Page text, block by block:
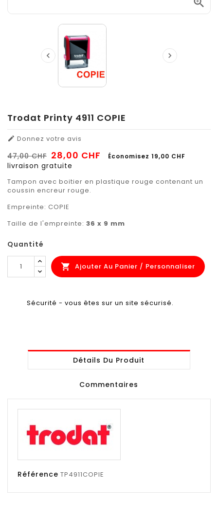
 
Trodat Printy 4911 COPIE
 Donnez votre avis
47,00 CHF 28,00 CHF Économisez 19,00 CHF
livraison gratuite
Tampon avec boitier en plastique rouge contenant un
coussin encreur rouge.
Empreinte: COPIE
Taille de l'empreinte: 36 x 9 mm
Quantité
 Ajouter Au Panier / Personnaliser
Sécurité - vous êtes sur un site sécurisé.
Détails Du Produit
Commentaires
Référence TP4911COPIE